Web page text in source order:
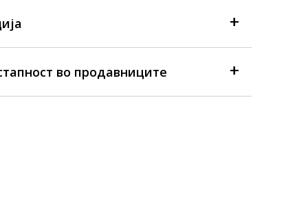
во продавниците